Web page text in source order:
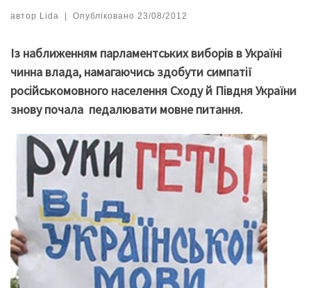
автор Lida | Опубліковано 23/08/2012
Із наближенням парламентських виборів в Україні
чинна влада, намагаючись здобути симпатії
російськомовного населення Cходу й Півдня України
знову почала педалювати мовне питання.